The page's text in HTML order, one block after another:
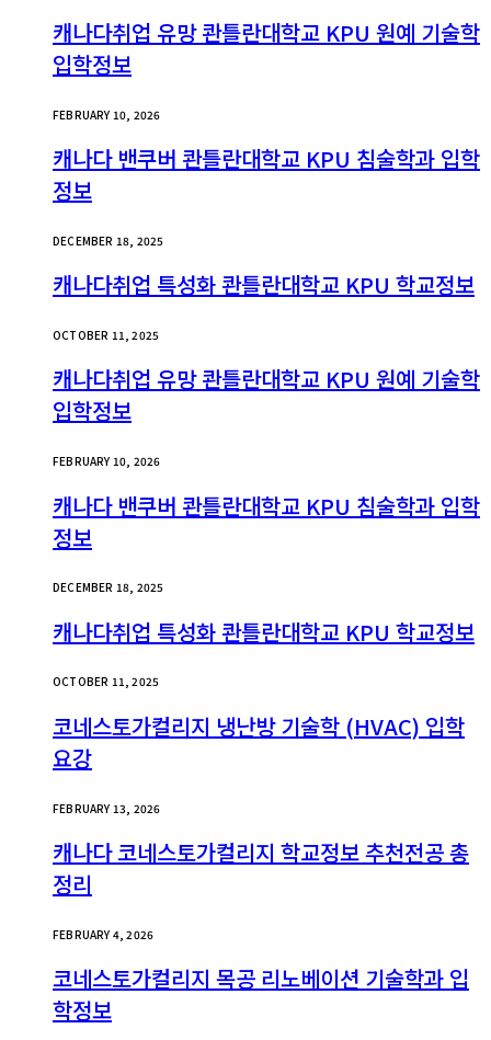
캐나다취업 유망 콴틀란대학교 KPU 원예 기술학
입학정보
FEBRUARY 10, 2026
캐나다 밴쿠버 콴틀란대학교 KPU 침술학과 입학
정보
DECEMBER 18, 2025
캐나다취업 특성화 콴틀란대학교 KPU 학교정보
OCTOBER 11, 2025
캐나다취업 유망 콴틀란대학교 KPU 원예 기술학
입학정보
FEBRUARY 10, 2026
캐나다 밴쿠버 콴틀란대학교 KPU 침술학과 입학
정보
DECEMBER 18, 2025
캐나다취업 특성화 콴틀란대학교 KPU 학교정보
OCTOBER 11, 2025
코네스토가컬리지 냉난방 기술학 (HVAC) 입학
요강
FEBRUARY 13, 2026
캐나다 코네스토가컬리지 학교정보 추천전공 총
정리
FEBRUARY 4, 2026
코네스토가컬리지 목공 리노베이션 기술학과 입
학정보